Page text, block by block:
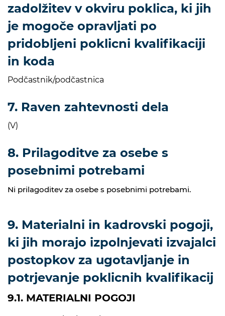
zadolžitev v okviru poklica, ki jih
je mogoče opravljati po
pridobljeni poklicni kvalifikaciji
in koda
Podčastnik/podčastnica
7. Raven zahtevnosti dela
(V)
8. Prilagoditve za osebe s
posebnimi potrebami
Ni prilagoditev za osebe s posebnimi potrebami.
9. Materialni in kadrovski pogoji,
ki jih morajo izpolnjevati izvajalci
postopkov za ugotavljanje in
potrjevanje poklicnih kvalifikacij
9.1. MATERIALNI POGOJI